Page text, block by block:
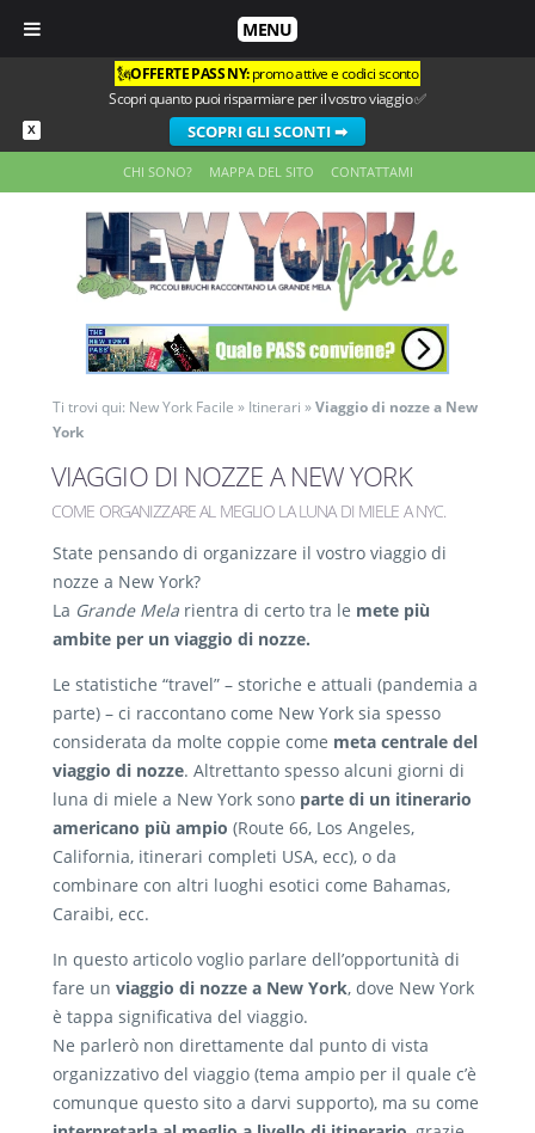
MENU
X
🗽OFFERTE PASS NY:promo attive e codici sconto
Scopri quanto puoi risparmiare per il vostro viaggio ✅
SCOPRI GLI SCONTI ➡
CHI SONO? MAPPA DEL SITO CONTATTAMI
Ti trovi qui: New York Facile » Itinerari »Viaggio di nozze a New
York
VIAGGIO DI NOZZE A NEW YORK
COME ORGANIZZARE AL MEGLIO LA LUNA DI MIELE A NYC.
State pensando di organizzare il vostro viaggio di
nozze a New York?
La Grande Mela rientra di certo tra le mete più
ambite per un viaggio di nozze.
Le statistiche “travel” – storiche e attuali (pandemia a
parte) – ci raccontano come New York sia spesso
considerata da molte coppie come meta centrale del
viaggio di nozze. Altrettanto spesso alcuni giorni di
luna di miele a New York sono parte di un itinerario
americano più ampio (Route 66, Los Angeles,
California, itinerari completi USA, ecc), o da
combinare con altri luoghi esotici come Bahamas,
Caraibi, ecc.
In questo articolo voglio parlare dell’opportunità di
fare un viaggio di nozze a New York, dove New York
è tappa significativa del viaggio.
Ne parlerò non direttamente dal punto di vista
organizzativo del viaggio (tema ampio per il quale c’è
comunque questo sito a darvi supporto), ma su come